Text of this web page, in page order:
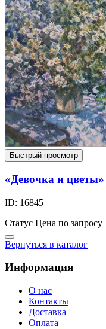
Быстрый просмотр
«Девочка и цветы»
ID: 16845
Статус Цена по запросу
Вернуться в каталог
Информация
О нас
Контакты
Доставка
Оплата